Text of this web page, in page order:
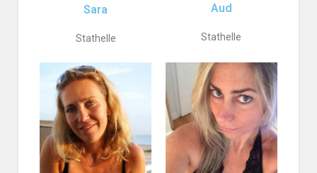
Sara
Stathelle
Aud
Stathelle